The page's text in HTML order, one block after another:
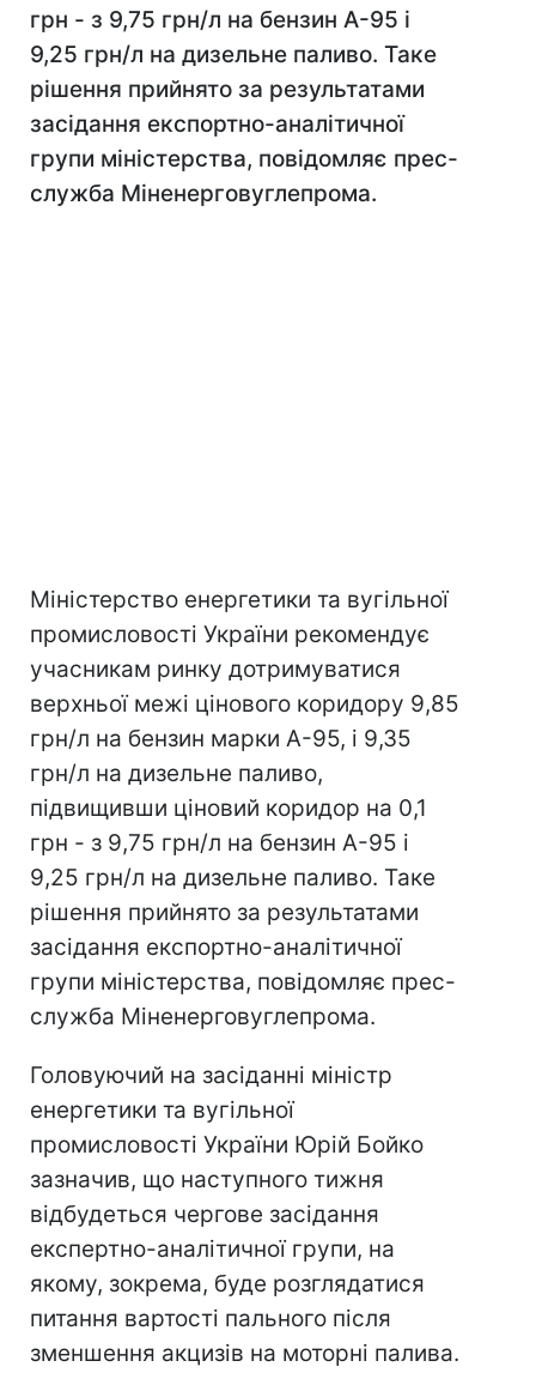
грн - з 9,75 грн/л на бензин А-95 і
9,25 грн/л на дизельне паливо. Таке
рішення прийнято за результатами
засідання експортно-аналітичної
групи міністерства, повідомляє прес-
служба Міненерговуглепрома.
Міністерство енергетики та вугільної
промисловості України рекомендує
учасникам ринку дотримуватися
верхньої межі цінового коридору 9,85
грн/л на бензин марки А-95, і 9,35
грн/л на дизельне паливо,
підвищивши ціновий коридор на 0,1
грн - з 9,75 грн/л на бензин А-95 і
9,25 грн/л на дизельне паливо. Таке
рішення прийнято за результатами
засідання експортно-аналітичної
групи міністерства, повідомляє прес-
служба Міненерговуглепрома.
Головуючий на засіданні міністр
енергетики та вугільної
промисловості України Юрій Бойко
зазначив, що наступного тижня
відбудеться чергове засідання
експертно-аналітичної групи, на
якому, зокрема, буде розглядатися
питання вартості пального після
зменшення акцизів на моторні палива.